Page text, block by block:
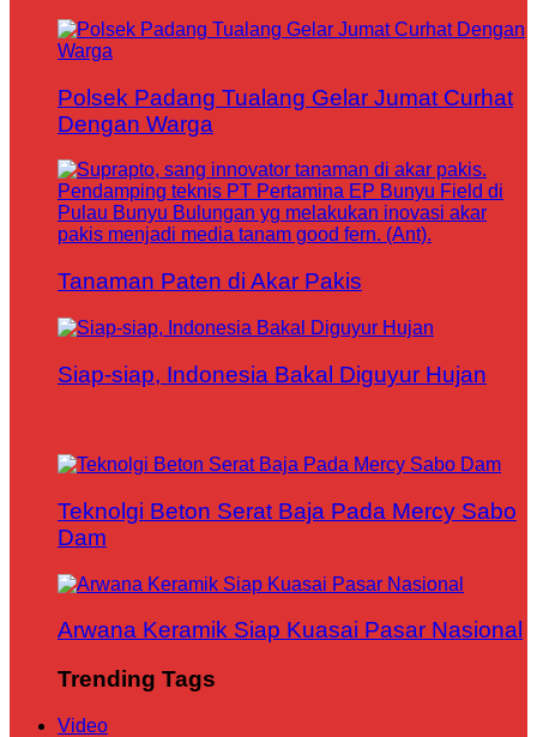
Polsek Padang Tualang Gelar Jumat Curhat
Dengan Warga
Tanaman Paten di Akar Pakis
Siap-siap, Indonesia Bakal Diguyur Hujan
Teknolgi Beton Serat Baja Pada Mercy Sabo
Dam
Arwana Keramik Siap Kuasai Pasar Nasional
Trending Tags
Video